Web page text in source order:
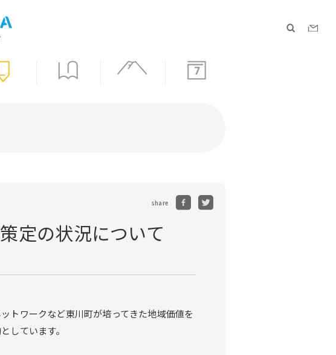
7
share
定の状況について
トワークなど東川町が培ってきた地域価値を
しています。